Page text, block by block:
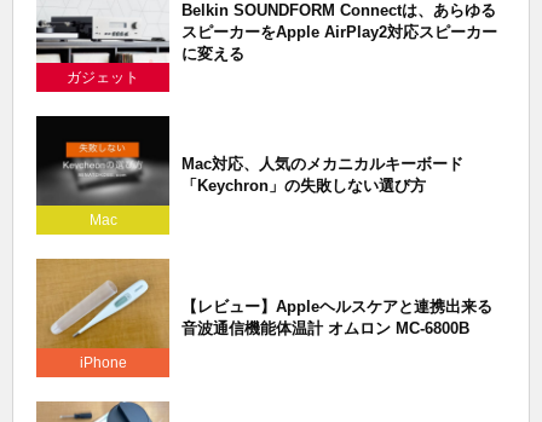
ガジェット
Belkin SOUNDFORM Connectは、あらゆる
スピーカーをApple AirPlay2対応スピーカー
に変える
Mac
Mac対応、人気のメカニカルキーボード
「Keychron」の失敗しない選び方
iPhone
【レビュー】Appleヘルスケアと連携出来る
音波通信機能体温計 オムロン MC-6800B